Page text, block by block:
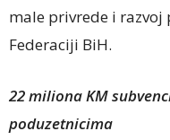
male privrede i
Federaciji BiH.
22 miliona KM
poduzetnicima